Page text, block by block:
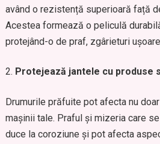
având o rezistență superioară față
Acestea formează o peliculă
protejând-o de praf, zgârieturi
Protejează jantele cu produse
Drumurile prăfuite pot afecta nu
mașinii tale. Praful și mizeria care
duce la coroziune și pot afecta